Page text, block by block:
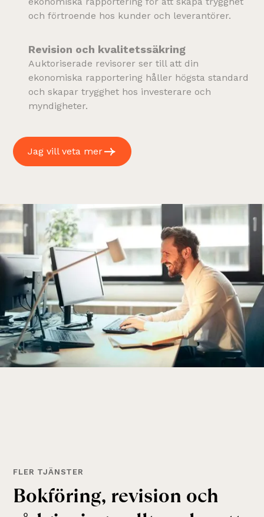
och förtroende hos kunder och leverantörer.
Revision och kvalitetssäkring
Auktoriserade revisorer ser till att din
ekonomiska rapportering håller högsta standard
och skapar trygghet hos investerare och
myndigheter.
Jag vill veta mer
FLER TJÄNSTER
Bokföring, revision och